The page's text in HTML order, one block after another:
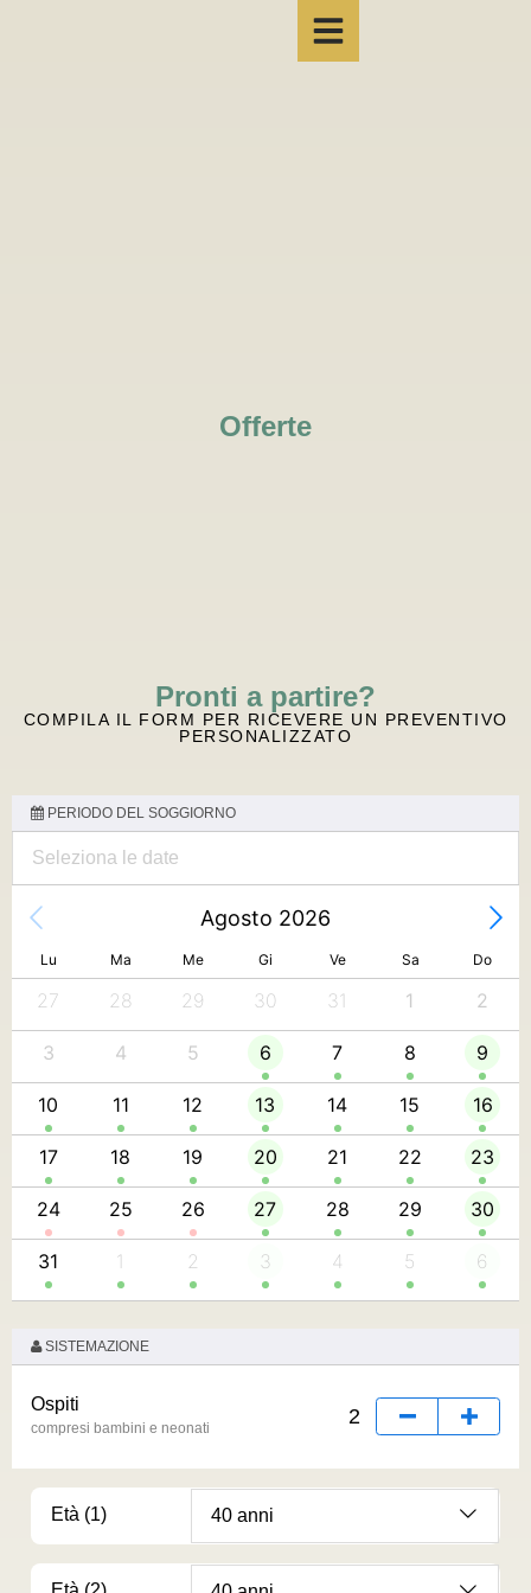
Offerte
Pronti a partire?
COMPILA IL FORM PER RICEVERE UN PREVENTIVO
PERSONALIZZATO